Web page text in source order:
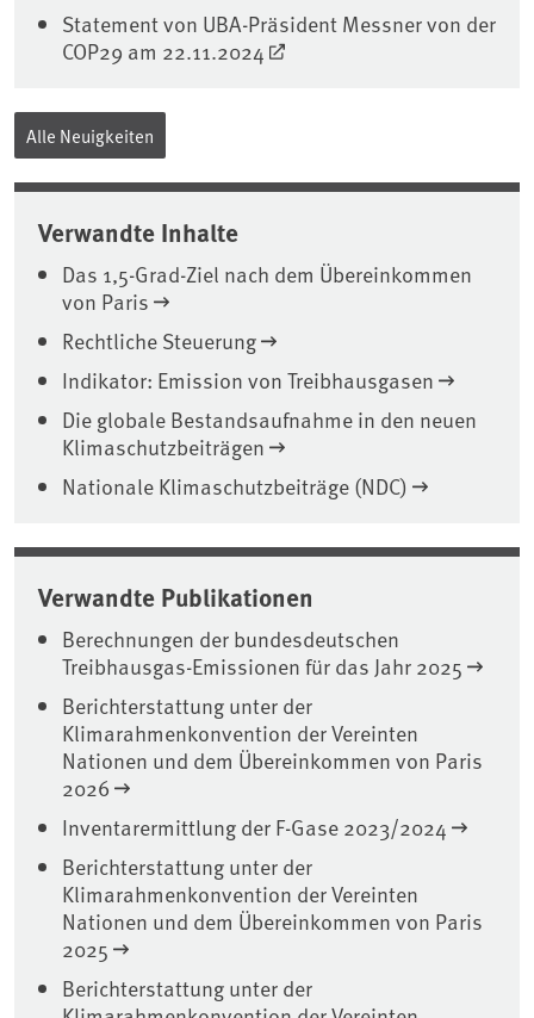
Statement von UBA-Präsident Messner von der
COP29 am 22.11.2024
Alle Neuigkeiten
Verwandte Inhalte
Das 1,5-Grad-Ziel nach dem Übereinkommen
von Paris
Rechtliche Steuerung
Indikator: Emission von Treibhausgasen
Die globale Bestandsaufnahme in den neuen
Klimaschutzbeiträgen
Nationale Klimaschutzbeiträge (NDC)
Verwandte Publikationen
Berechnungen der bundesdeutschen
Treibhausgas-Emissionen für das Jahr 2025
Berichterstattung unter der
Klimarahmenkonvention der Vereinten
Nationen und dem Übereinkommen von Paris
2026
Inventarermittlung der F-Gase 2023/2024
Berichterstattung unter der
Klimarahmenkonvention der Vereinten
Nationen und dem Übereinkommen von Paris
2025
Berichterstattung unter der